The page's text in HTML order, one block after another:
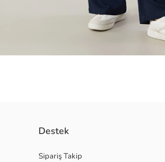
Destek
Sipariş Takip